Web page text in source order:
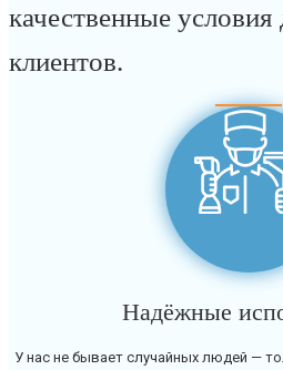
качественные
клиентов.
Надёжные
У нас не бывает случайных людей —